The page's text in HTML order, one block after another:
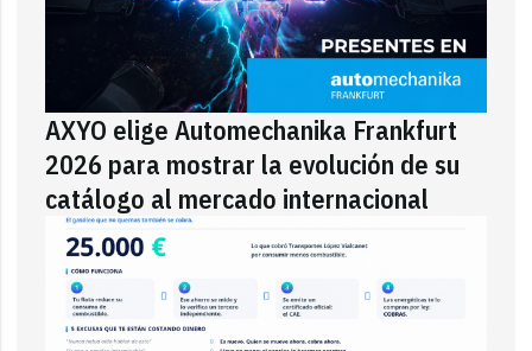
AXYO elige Automechanika Frankfurt
2026 para mostrar la evolución de su
catálogo al mercado internacional